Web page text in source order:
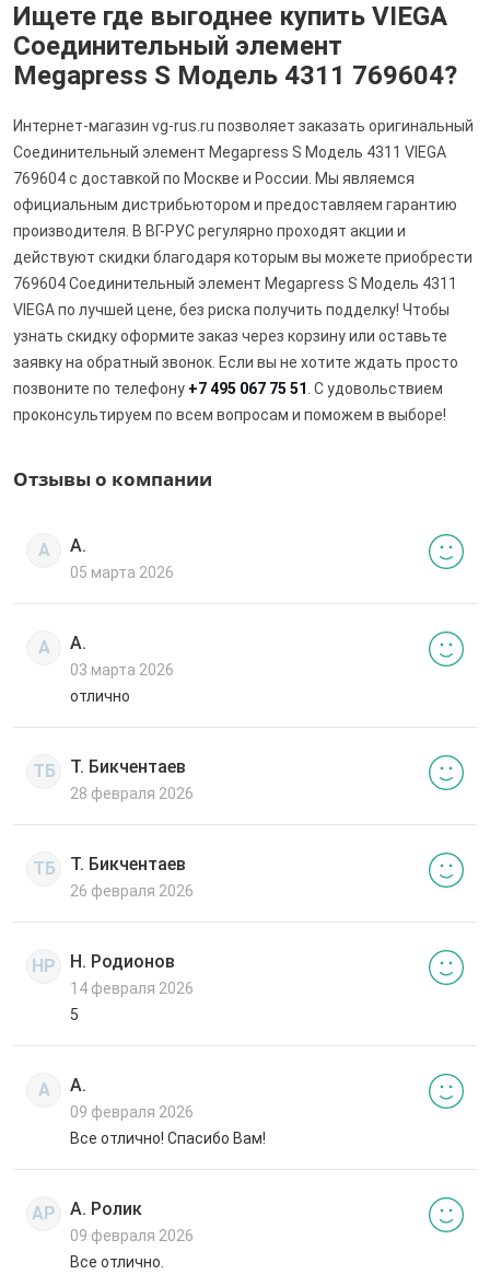
Ищете где выгоднее купить VIEGA
Соединительный элемент
Megapress S Модель 4311 769604?
Интернет-магазин vg-rus.ru позволяет заказать оригинальный
Соединительный элемент Megapress S Модель 4311 VIEGA
769604 с доставкой по Москве и России. Мы являемся
официальным дистрибьютором и предоставляем гарантию
производителя. В ВГ-РУС регулярно проходят акции и
действуют скидки благодаря которым вы можете приобрести
769604 Соединительный элемент Megapress S Модель 4311
VIEGA по лучшей цене, без риска получить подделку! Чтобы
узнать скидку оформите заказ через корзину или оставьте
заявку на обратный звонок. Если вы не хотите ждать просто
позвоните по телефону +7 495 067 75 51 . С удовольствием
проконсультируем по всем вопросам и поможем в выборе!
Отзывы о компании
А А.
05 марта 2026
А А.
03 марта 2026
отлично
ТБ Т. Бикчентаев
28 февраля 2026
ТБ Т. Бикчентаев
26 февраля 2026
НР Н. Родионов
14 февраля 2026
5
А А.
09 февраля 2026
Все отлично! Спасибо Вам!
АР А. Ролик
09 февраля 2026
Все отлично.